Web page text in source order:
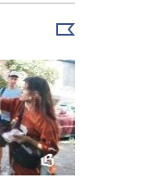
Выбрать